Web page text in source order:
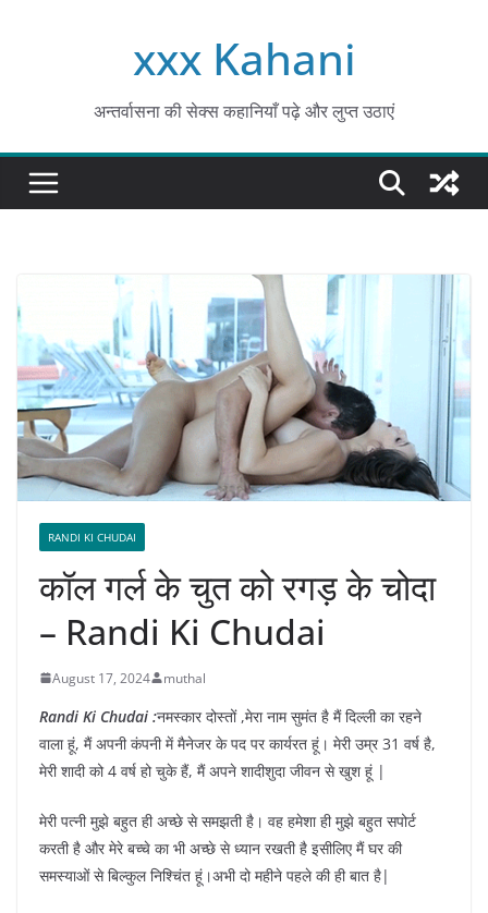
xxx Kahani
अन्तर्वासना की सेक्स कहानियाँ पढ़े और लुप्त उठाएं
RANDI KI CHUDAI
कॉल गर्ल के चुत को रगड़ के चोदा
– Randi Ki Chudai
August 17, 2024 muthal
Randi Ki Chudai :नमस्कार दोस्तों ,मेरा नाम सुमंत है मैं दिल्ली का रहने
वाला हूं, मैं अपनी कंपनी में मैनेजर के पद पर कार्यरत हूं। मेरी उम्र 31 वर्ष है,
मेरी शादी को 4 वर्ष हो चुके हैं, मैं अपने शादीशुदा जीवन से खुश हूं |
मेरी पत्नी मुझे बहुत ही अच्छे से समझती है। वह हमेशा ही मुझे बहुत सपोर्ट
करती है और मेरे बच्चे का भी अच्छे से ध्यान रखती है इसीलिए मैं घर की
समस्याओं से बिल्कुल निश्चिंत हूं।अभी दो महीने पहले की ही बात है|